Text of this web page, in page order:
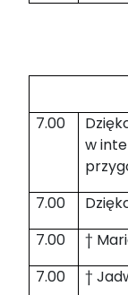
7.00
w
7.00
7.00
†
7.00
†